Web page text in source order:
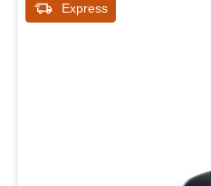
Express